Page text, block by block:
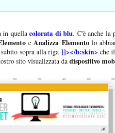
in quellacolorata di blu. C'è anche la
e Analizza Elementolo
sopra alla riga ]]></b:skin> che
sito visualizzata da dispositivo